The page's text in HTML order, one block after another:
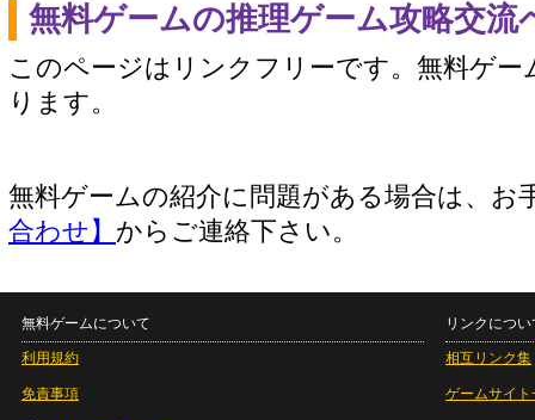
無料ゲームの推理ゲーム攻略交流
このページはリンクフリーです。無料ゲー
ります。
無料ゲームの紹介に問題がある場合は、お
合わせ】 からご連絡下さい。
無料ゲームについて
利用規約
免責事項
リンクについ
相互リンク集
ゲームサイト